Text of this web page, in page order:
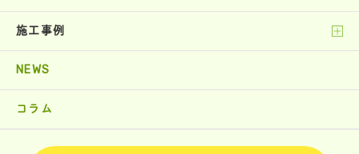
施工事例
NEWS
コラム